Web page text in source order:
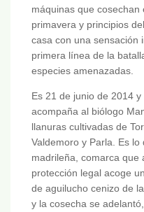
máquinas que cosechan
primavera y principios
casa con una sensación
primera línea de la
especies amenazadas.
Es 21 de junio de 2014
acompaña al biólogo
llanuras cultivadas de
Valdemoro y Parla. Es
madrileña, comarca que
protección legal acoge
de aguilucho cenizo de
y la cosecha se